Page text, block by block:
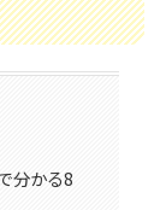
分かる8